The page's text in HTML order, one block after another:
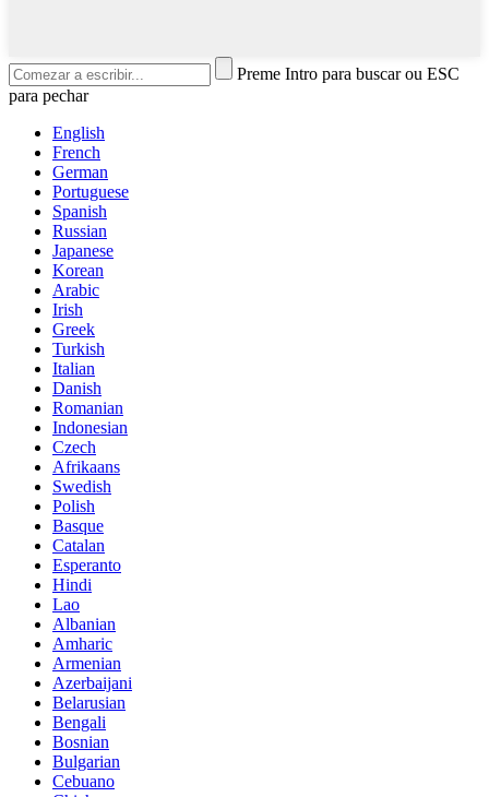
Preme Intro para buscar ou ESC
para pechar
English
French
German
Portuguese
Spanish
Russian
Japanese
Korean
Arabic
Irish
Greek
Turkish
Italian
Danish
Romanian
Indonesian
Czech
Afrikaans
Swedish
Polish
Basque
Catalan
Esperanto
Hindi
Lao
Albanian
Amharic
Armenian
Azerbaijani
Belarusian
Bengali
Bosnian
Bulgarian
Cebuano